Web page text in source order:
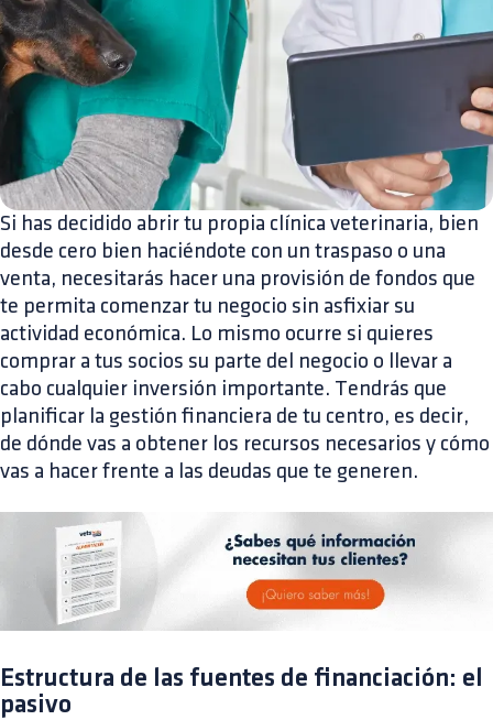
Si has decidido abrir tu propia clínica veterinaria, bien
desde cero bien haciéndote con un traspaso o una
venta, necesitarás hacer una provisión de fondos que
te permita comenzar tu negocio sin asfixiar su
actividad económica. Lo mismo ocurre si quieres
comprar a tus socios su parte del negocio o llevar a
cabo cualquier inversión importante. Tendrás que
planificar la gestión financiera de tu centro, es decir,
de dónde vas a obtener los recursos necesarios y cómo
vas a hacer frente a las deudas que te generen.
Estructura de las fuentes de financiación: el
pasivo